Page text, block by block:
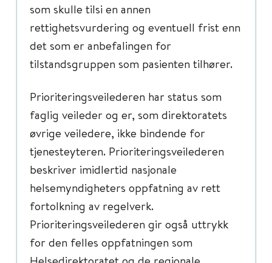
som skulle tilsi en annen
rettighetsvurdering og eventuell frist enn
det som er anbefalingen for
tilstandsgruppen som pasienten tilhører.
Prioriteringsveilederen har status som
faglig veileder og er, som direktoratets
øvrige veiledere, ikke bindende for
tjenesteyteren. Prioriteringsveilederen
beskriver imidlertid nasjonale
helsemyndigheters oppfatning av rett
fortolkning av regelverk.
Prioriteringsveilederen gir også uttrykk
for den felles oppfatningen som